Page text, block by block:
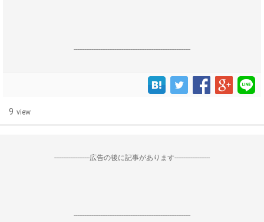
------------------------------------------------------------------
9 view
--------------------広告の後に記事があります--------------------
------------------------------------------------------------------